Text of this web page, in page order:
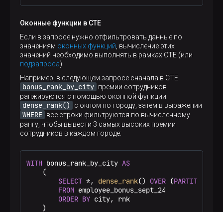
Оконные функции в CTE
Если в запросе нужно отфильтровать данные по
значениям оконных функций , вычисление этих
значений необходимо выполнять в рамках CTE (или
подзапроса).
Например, в следующем запросе сначала в CTE
bonus_rank_by_city премии сотрудников
ранжируются с помощью оконной функции
dense_rank() с окном по городу, затем в выражении
WHERE все строки фильтруются по вычисленному
рангу, чтобы вывести 3 самых высоких премии
сотрудников в каждом городе:
WITH bonus_rank_by_city AS
    (
SELECT *, dense_rank() OVER (PARTITION
FROM employee_bonus_sept_24
ORDER BY city, rnk